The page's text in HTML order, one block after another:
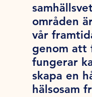
områden
vår
genom att
fungerar
skapa en
hälsosam